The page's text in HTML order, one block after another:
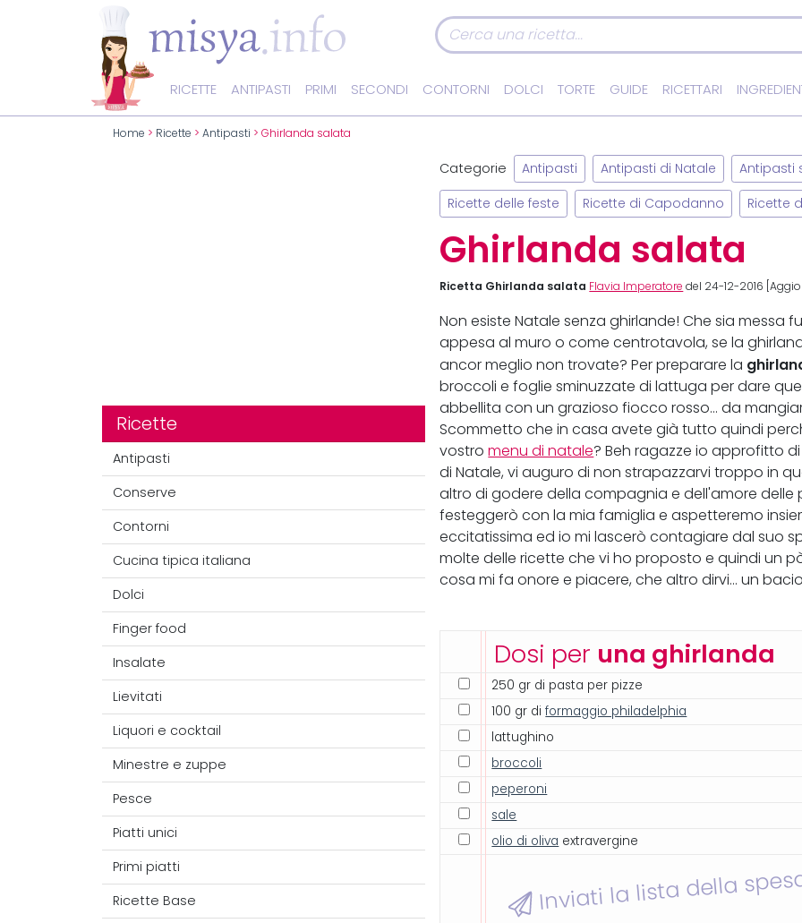
RICETTE ANTIPASTI PRIMI SECONDI CONTORNI DOLCI TORTE GUIDE RICETTARI
Home > Ricette > Antipasti > Ghirlanda salata
Ricette
Antipasti
Conserve
Contorni
Cucina tipica italiana
Dolci
Finger food
Insalate
Lievitati
Liquori e cocktail
Minestre e zuppe
Pesce
Piatti unici
Primi piatti
Ricette Base
Categorie Antipasti Antipasti di Natale Antipasti
Ricette delle feste Ricette di Capodanno Ricette
Ghirlanda salata
Ricetta Ghirlanda salata Flavia Imperatore del 24-12-2016
Non esiste Natale senza ghirlande! Che sia messa
appesa al muro o come centrotavola, se la
ancor meglio non trovate? Per preparare la
broccoli e foglie sminuzzate di lattuga per dare
abbellita con un grazioso fiocco rosso... da
Scommetto che in casa avete già tutto quindi
vostromenu di natale? Beh ragazze io approfitto
di Natale, vi auguro di non strapazzarvi troppo in
altro di godere della compagnia e dell'amore delle
festeggerò con la mia famiglia e aspetteremo
eccitatissima ed io mi lascerò contagiare dal suo
molte delle ricette che vi ho proposto e quindi un
cosa mi fa onore e piacere, che altro dirvi... un
Dosi per una ghirlanda
250 gr di pasta per pizze
100 gr diformaggio philadelphia
lattughino
broccoli
peperoni
sale
olio di oliva extravergine
Inviati la lista della